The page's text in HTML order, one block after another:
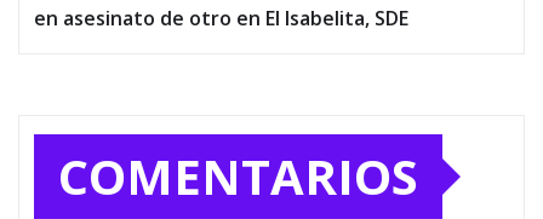
en asesinato de otro en El Isabelita, SDE
COMENTARIOS